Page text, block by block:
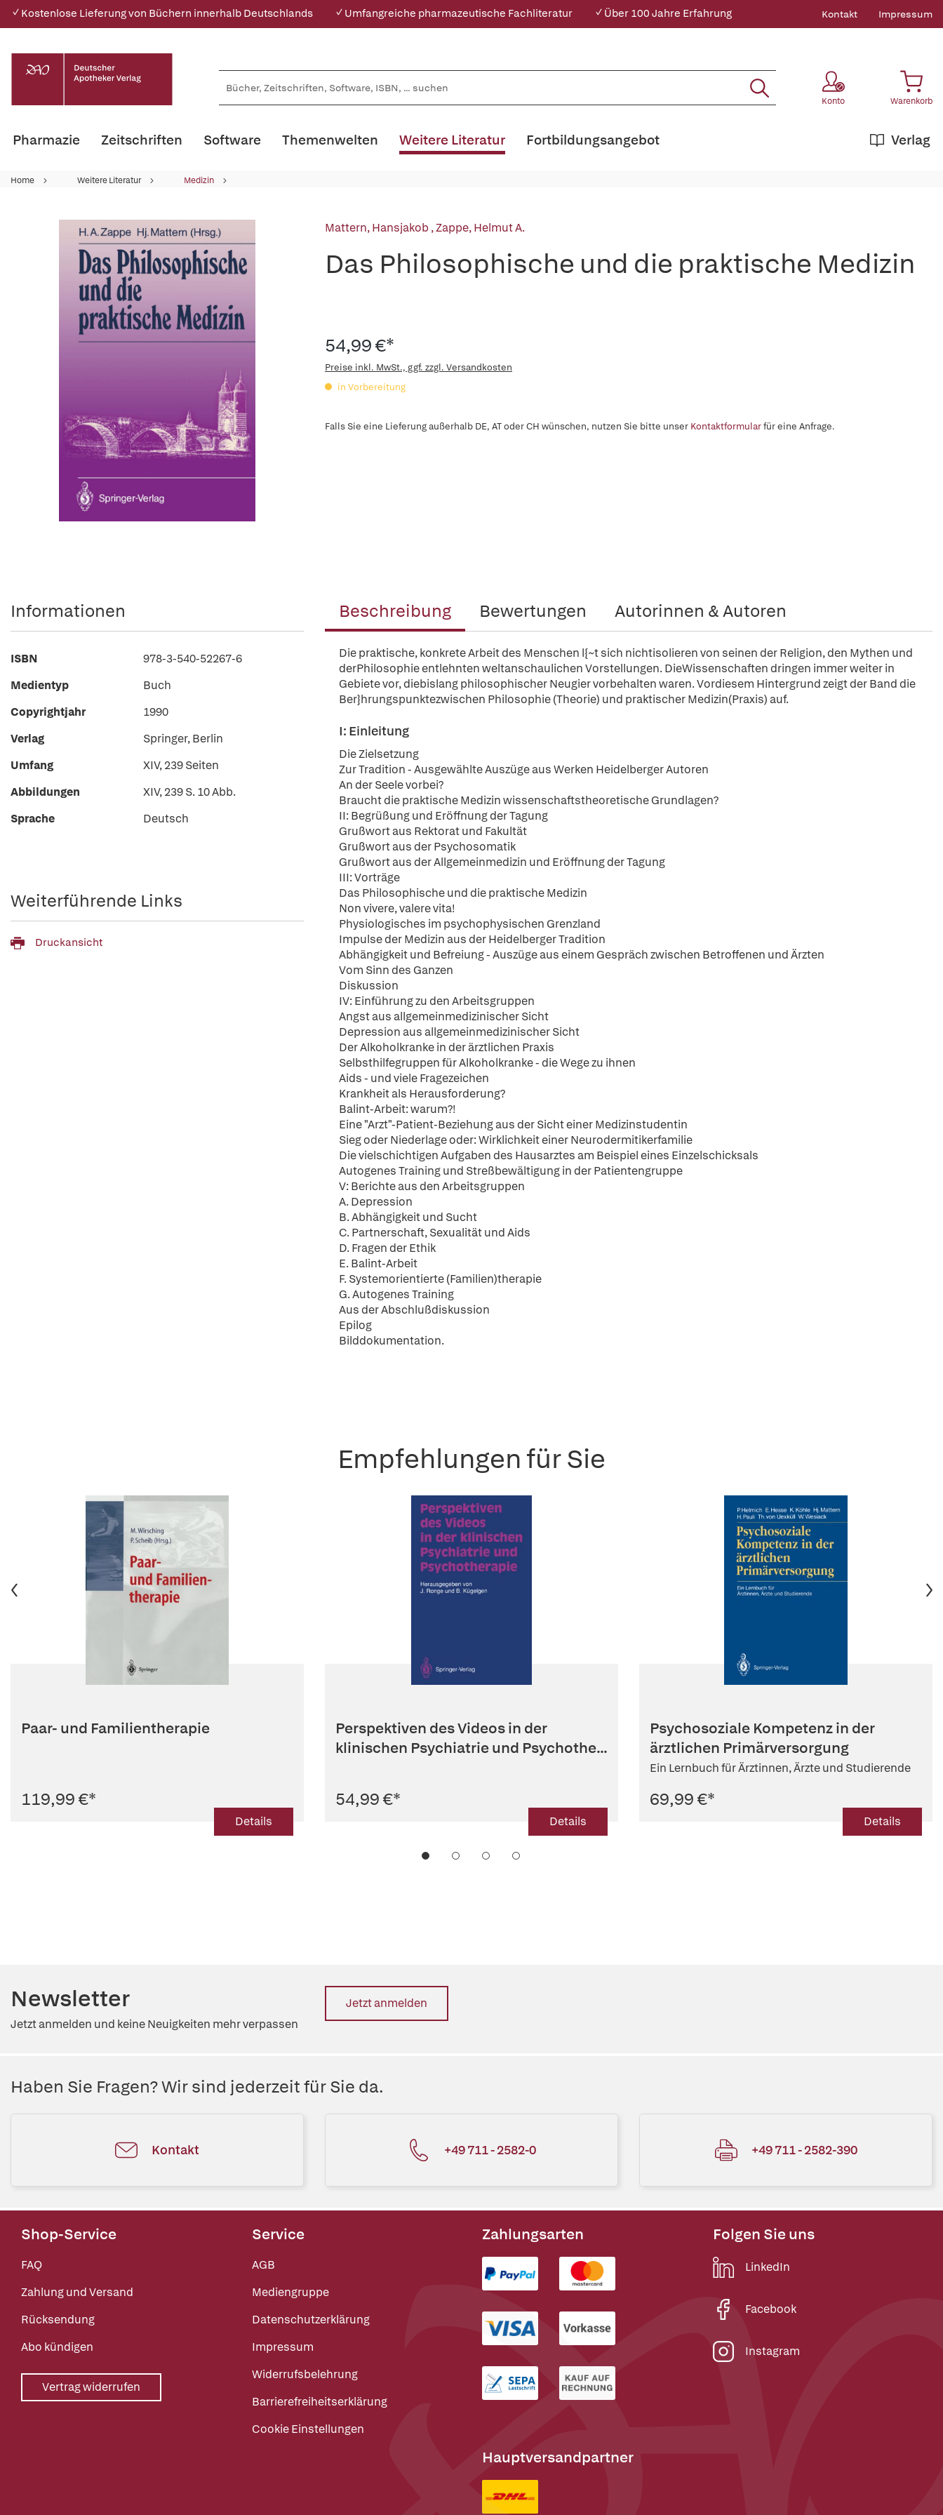
✓ Kostenlose Lieferung von Büchern innerhalb Deutschlands ✓ Umfangreiche pharmazeutische Fachliteratur ✓ Über 100 Jahre Erfahrung Kontakt Impressum
Konto Warenkorb
Pharmazie Zeitschriften Software Themenwelten Weitere Literatur Verlag
Fortbildungsangebot
Home Weitere Literatur Medizin
Mattern, Hansjakob ,Zappe, Helmut A.
Das Philosophische und die praktische Medizin
54,99 €*
Preise inkl. MwSt., ggf. zzgl. Versandkosten
in Vorbereitung
Falls Sie eine Lieferung außerhalb DE, AT oder CH wünschen, nutzen Sie bitte unser Kontaktformularfür eine Anfrage.
Beschreibung Bewertungen Autorinnen & Autoren
Die praktische, konkrete Arbeit des Menschen l{~t sich nichtisolieren von seinen der Religion, den Mythen und
derPhilosophie entlehnten weltanschaulichen Vorstellungen. DieWissenschaften dringen immer weiter in
Gebiete vor, diebislang philosophischer Neugier vorbehalten waren. Vordiesem Hintergrund zeigt der Band die
Ber}hrungspunktezwischen Philosophie (Theorie) und praktischer Medizin(Praxis) auf.
I: Einleitung
Die Zielsetzung
Zur Tradition - Ausgewählte Auszüge aus Werken Heidelberger Autoren
An der Seele vorbei?
Braucht die praktische Medizin wissenschaftstheoretische Grundlagen?
II: Begrüßung und Eröffnung der Tagung
Grußwort aus Rektorat und Fakultät
Grußwort aus der Psychosomatik
Grußwort aus der Allgemeinmedizin und Eröffnung der Tagung
III: Vorträge
Das Philosophische und die praktische Medizin
Non vivere, valere vita!
Physiologisches im psychophysischen Grenzland
Impulse der Medizin aus der Heidelberger Tradition
Abhängigkeit und Befreiung - Auszüge aus einem Gespräch zwischen Betroffenen und Ärzten
Vom Sinn des Ganzen
Diskussion
IV: Einführung zu den Arbeitsgruppen
Angst aus allgemeinmedizinischer Sicht
Depression aus allgemeinmedizinischer Sicht
Der Alkoholkranke in der ärztlichen Praxis
Selbsthilfegruppen für Alkoholkranke - die Wege zu ihnen
Aids - und viele Fragezeichen
Krankheit als Herausforderung?
Balint-Arbeit: warum?!
Eine "Arzt"-Patient-Beziehung aus der Sicht einer Medizinstudentin
Sieg oder Niederlage oder: Wirklichkeit einer Neurodermitikerfamilie
Die vielschichtigen Aufgaben des Hausarztes am Beispiel eines Einzelschicksals
Autogenes Training und Streßbewältigung in der Patientengruppe
V: Berichte aus den Arbeitsgruppen
A. Depression
B. Abhängigkeit und Sucht
C. Partnerschaft, Sexualität und Aids
D. Fragen der Ethik
E. Balint-Arbeit
F. Systemorientierte (Familien)therapie
G. Autogenes Training
Aus der Abschlußdiskussion
Epilog
Bilddokumentation.
Informationen
ISBN
978-3-540-52267-6
Medientyp
Buch
Copyrightjahr
1990
Verlag
Springer, Berlin
Umfang
XIV, 239 Seiten
Abbildungen
XIV, 239 S. 10 Abb.
Sprache
Deutsch
Weiterführende Links
Druckansicht
Empfehlungen für Sie
Paar- und Familientherapie
119,99 €*
Details
Perspektiven des Videos in der
klinischen Psychiatrie und Psychothe...
54,99 €*
Details
Psychosoziale Kompetenz in der
ärztlichen Primärversorgung
Ein Lernbuch für Ärztinnen, Ärzte und Studierende
69,99 €*
Details
Newsletter
Jetzt anmelden und keine Neuigkeiten mehr verpassen
Jetzt anmelden
Haben Sie Fragen? Wir sind jederzeit für Sie da.
Kontakt +49 711 - 2582-0 +49 711 - 2582-390
Shop-Service
FAQ
Zahlung und Versand
Rücksendung
Abo kündigen
Vertrag widerrufen
Service
AGB
Mediengruppe
Datenschutzerklärung
Impressum
Widerrufsbelehrung
Barrierefreiheitserklärung
Cookie Einstellungen
Zahlungsarten
Hauptversandpartner
Folgen Sie uns
LinkedIn
Facebook
Instagram